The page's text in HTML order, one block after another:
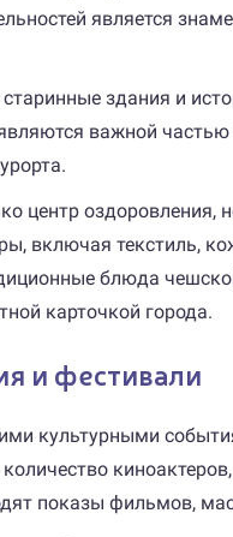
является
здания и
важной частью
центр оздоровления,
включая текстиль,
блюда
карточкой города.
и фестивали
культурными
показы фильмов,